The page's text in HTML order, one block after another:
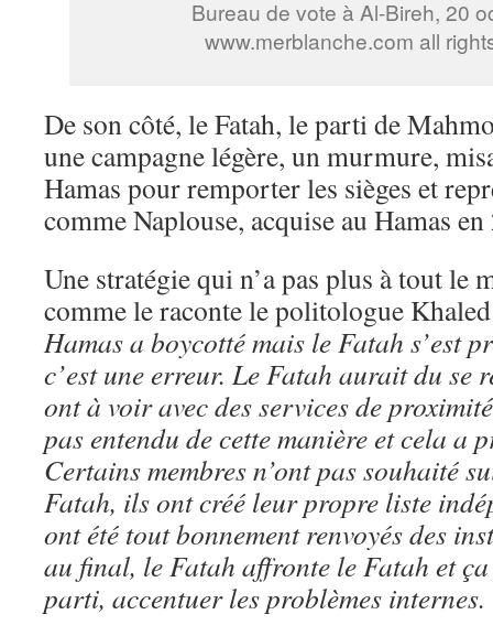
Bureau de vote à Al-Bireh, 20
www.merblanche.com all
De son côté, le Fatah, le parti de
une campagne légère, un murmure,
Hamas pour remporter les sièges et
comme Naplouse, acquise au Hamas
Une stratégie qui n’a pas plus à tout le
comme le raconte le politologue
Hamas a boycotté mais le Fatah s’est
c’est une erreur. Le Fatah aurait du se
ont à voir avec des services de
pas entendu de cette manière et cela a
Certains membres n’ont pas souhaité
Fatah, ils ont créé leur propre liste
ont été tout bonnement renvoyés des
au final, le Fatah affronte le Fatah et
parti, accentuer les problèmes